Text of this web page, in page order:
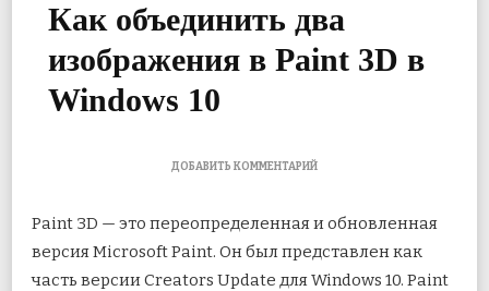
Как объединить два
изображения в Paint 3D в
Windows 10
ДОБАВИТЬ КОММЕНТАРИЙК
ОБЪЕДИНИТЬ
ИЗОБРАЖЕНИЯ
В
Paint 3D — это переопределенная и обновленная
версия Microsoft Paint. Он был представлен как
часть версии Creators Update для Windows 10. Paint